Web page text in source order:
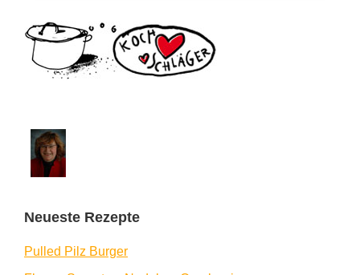
Seitenspalte
Neueste Rezepte
Pulled Pilz Burger